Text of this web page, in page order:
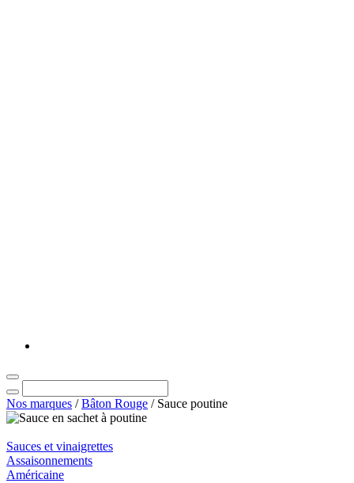
Nos marques /Bâton Rouge / Sauce poutine
Sauces et vinaigrettes
Assaisonnements
Américaine